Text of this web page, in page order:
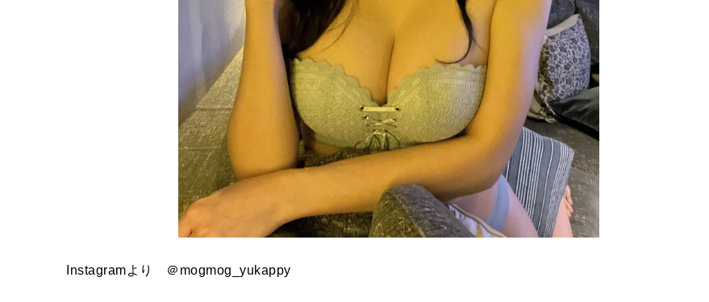
Instagramより ＠mogmog_yukappy